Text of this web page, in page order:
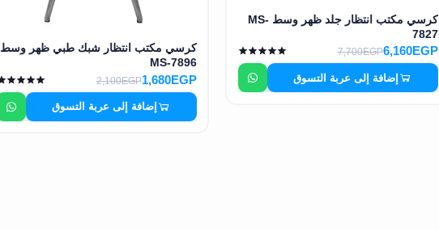
كرسي مكتب انتظار جلد ظهر وسط MS-
7827
6,160EGP
7,700EGP
إضافة إلى عربة التسوق
كرسي مكتب انتظار شبك طبي ظهر وسط
MS-7896
1,680EGP
2,100EGP
إضافة إلى عربة التسوق